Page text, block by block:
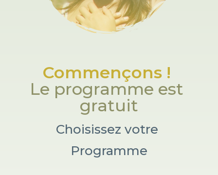
Commençons !
Le programme est
gratuit
Choisissez votre
Programme